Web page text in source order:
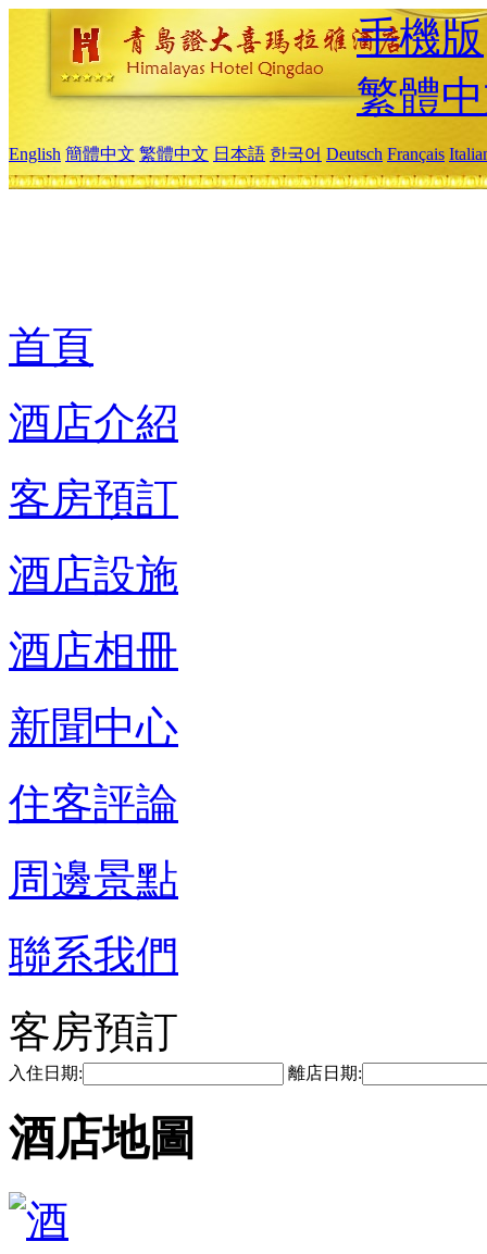
手機版
繁體
English 簡體中文 繁體中文 日本語 한국어 Deutsch Français
首頁
酒店介紹
客房預訂
酒店設施
酒店相冊
新聞中心
住客評論
周邊景點
聯系我們
客房預訂
入住日期: 離店日期:
酒店地圖